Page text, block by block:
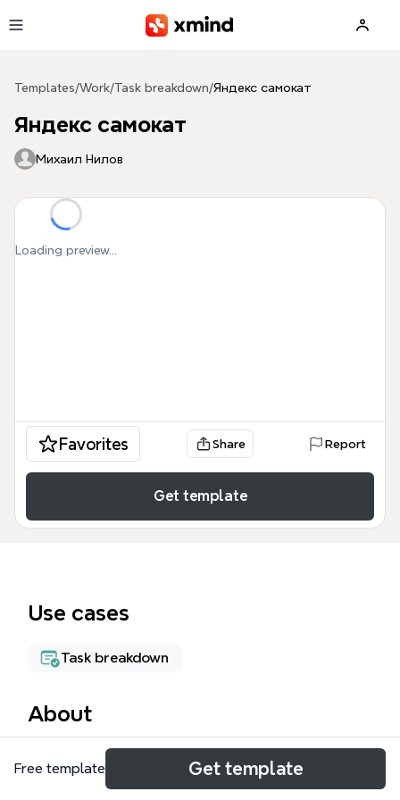
Templates/Work/Task breakdown/Яндекс самокат
Яндекс самокат
Михаил Нилов
Loading preview...
Favorites Share Report
Get template
Use cases
Task breakdown
About
Яндекс самокат шаблон — это
структурированная интеллект-карта,
Free template Get template